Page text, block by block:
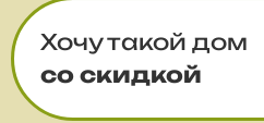
Хочу такой дом
со скидкой